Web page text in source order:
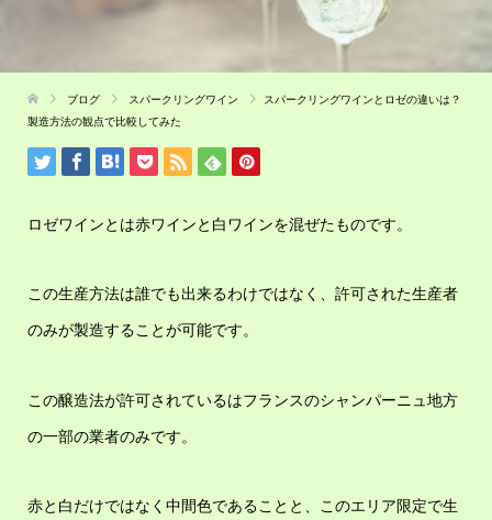
ブログ スパークリングワイン
スパークリングワインとロゼの違いは？
製造方法の観点で比較してみた
ロゼワインとは赤ワインと白ワインを混ぜたものです。
この生産方法は誰でも出来るわけではなく、許可された生産者
のみが製造することが可能です。
この醸造法が許可されているはフランスのシャンパーニュ地方
の一部の業者のみです。
赤と白だけではなく中間色であることと、このエリア限定で生